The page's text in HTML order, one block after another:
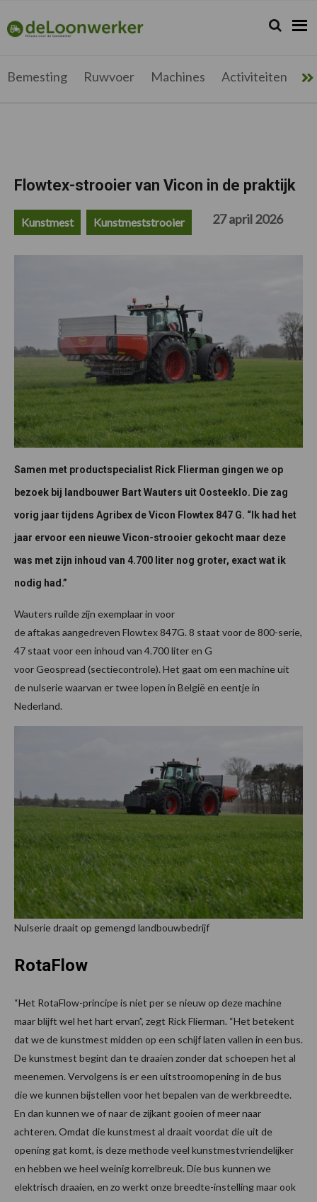
de
hoofdnavigatie
de
hoofd
de
eerste
de
voettekst
deloonwerker.be Zoeken...
Zoek
Bemesting Ruwvoer Machines Activiteiten
Flowtex-strooier van Vicon in de praktijk
Kunstmest Kunstmeststrooier 27 april 2026
Samen met productspecialist Rick Flierman gingen we op
bezoek bij landbouwer Bart Wauters uit Oosteeklo. Die zag
vorig jaar tijdens Agribex de Vicon Flowtex 847 G. “Ik had het
jaar ervoor een nieuwe Vicon-strooier gekocht maar deze
was met zijn inhoud van 4.700 liter nog groter, exact wat ik
nodig had.”
Wauters ruilde zijn exemplaar in voor
de aftakas aangedreven Flowtex 847G. 8 staat voor de 800-serie,
47 staat voor een inhoud van 4.700 liter en G
voor Geospread (sectiecontrole). Het gaat om een machine uit
de nulserie waarvan er twee lopen in België en eentje in
Nederland.
Nulserie draait op gemengd landbouwbedrijf
RotaFlow
“Het RotaFlow-principe is niet per se nieuw op deze machine
maar blijft wel het hart ervan”, zegt Rick Flierman. “Het betekent
dat we de kunstmest midden op een schijf laten vallen in een bus.
De kunstmest begint dan te draaien zonder dat schoepen het al
meenemen. Vervolgens is er een uitstroomopening in de bus
die we kunnen bijstellen voor het bepalen van de werkbreedte.
En dan kunnen we of naar de zijkant gooien of meer naar
achteren. Omdat die kunstmest al draait voordat die uit de
opening gat komt, is deze methode veel kunstmestvriendelijker
en hebben we heel weinig korrelbreuk. Die bus kunnen we
elektrisch draaien, en zo werkt onze breedte-instelling maar ook